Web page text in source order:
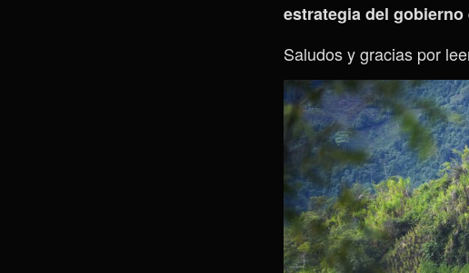
estrategia del
Saludos y gracias por